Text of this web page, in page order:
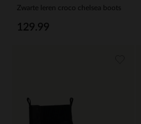
Zwarte leren croco chelsea boots
129.99